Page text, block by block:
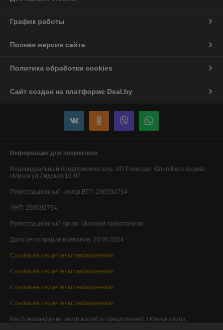
График работы
Полная версия сайта
Политика обработки cookies
Сайт создан на платформе Deal.by
Информация для покупателя
Индивидуальный предприниматель: ИП Глинская Юлия Васильевна
г.Минск ул.Лидская 16-97
Регистрационный номер ЕГР: 290592794
УНП: 290592794
Регистрационный орган: Минский горисполком
Дата регистрации компании: 20.05.2014
Ссылка на свидетельство/лицензию
Ссылка на свидетельство/лицензию
Ссылка на свидетельство/лицензию
Ссылка на свидетельство/лицензию
Местонахождение книги жалоб и предложений: г.Минск улица